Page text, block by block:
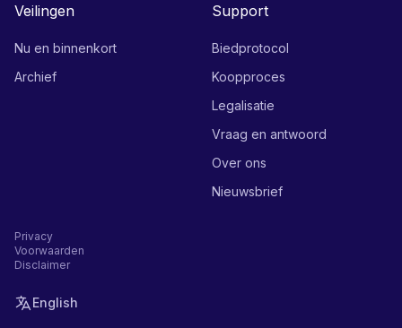
Veilingen
Nu en binnenkort
Archief
Support
Biedprotocol
Koopproces
Legalisatie
Vraag en antwoord
Over ons
Nieuwsbrief
Privacy
Voorwaarden
Disclaimer
English